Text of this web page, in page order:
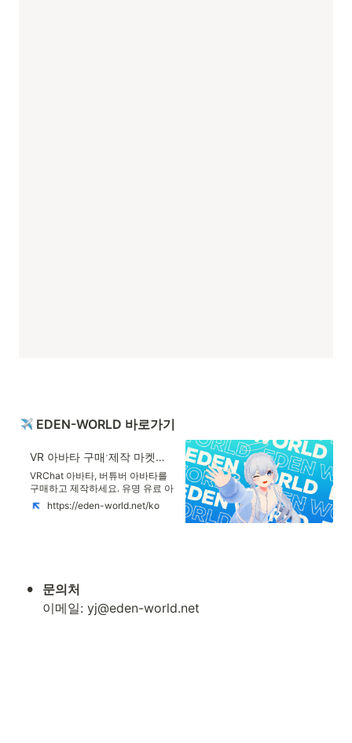
EDEN-WORLD 바로가기
VR 아바타 구매ˑ제작 마켓플레이스, 에덴월드 EDENWORLD
VRChat 아바타, 버튜버 아바타를
구매하고 제작하세요. 유명 유료 아
바타부터 무료 아바타까지 원하는
VR 아바타를 만나보세요. 에덴월드
다
https://eden-world.net/ko
•
이메일: yj@eden-world.net